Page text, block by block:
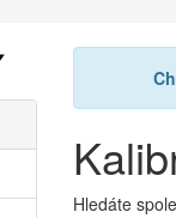
Hledáte